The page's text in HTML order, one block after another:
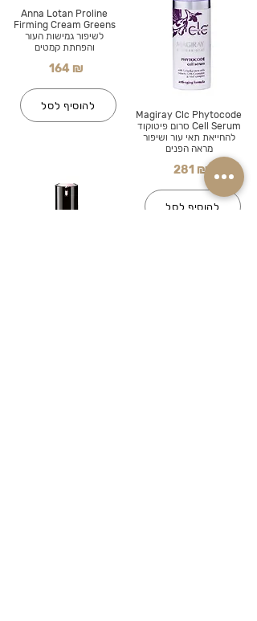
Anna Lotan Proline
Firming Cream Greens
לשיפור גמישות העור
והפחתת קמטים
164 ₪
להוסיף לסל
Magiray Clc Phytocode
Cell Serum סרום פיטוקוד
להחייאת תאי עור ושיפור
מראה הפנים
281 ₪
להוסיף לסל